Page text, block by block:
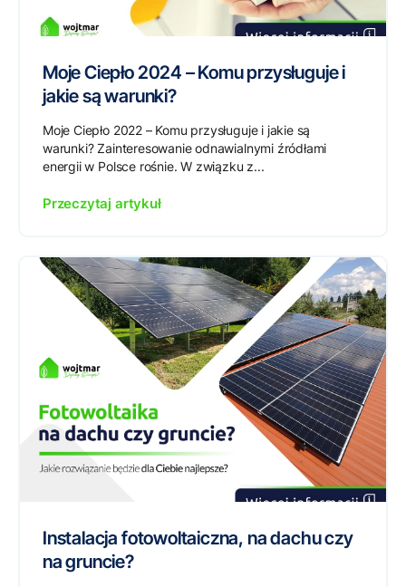
Moje Ciepło 2024 – Komu przysługuje i
jakie są warunki?
Moje Ciepło 2022 – Komu przysługuje i jakie są
warunki? Zainteresowanie odnawialnymi źródłami
energii w Polsce rośnie. W związku z...
Przeczytaj artykuł
Instalacja fotowoltaiczna, na dachu czy
na gruncie?